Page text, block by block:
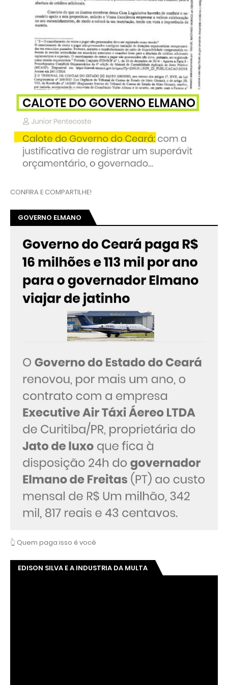
CONFIRA E COMPARTILHE!
GOVERNO ELMANO
👆 Quem paga isso é você
EDISON SILVA E A INDUSTRIA DA MULTA